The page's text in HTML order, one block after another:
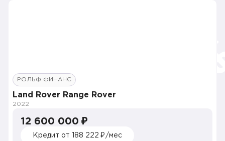
РОЛЬФ ФИНАНС
Land Rover Range Rover
2022
12 600 000 ₽
Кредит от 188 222 ₽/мес